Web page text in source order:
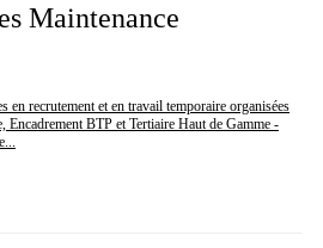
Maintenance
en recrutement et en travail temporaire organisées
Encadrement BTP et Tertiaire Haut de Gamme -